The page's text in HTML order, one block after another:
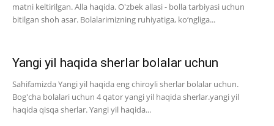
matni keltirilgan. Alla haqida. O'zbek allasi - bolla tarbiyasi uchun
bitilgan shoh asar. Bolalarimizning ruhiyatiga, ko‘ngliga...
Yangi yil haqida sherlar bolalar uchun
Sahifamizda Yangi yil haqida eng chiroyli sherlar bolalar uchun.
Bog'cha bolalari uchun 4 qator yangi yil haqida sherlar.yangi yil
haqida qisqa sherlar. Yangi yil haqida...